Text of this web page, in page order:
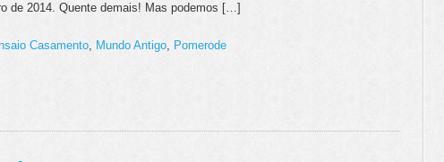
de 2014. Quente demais! Mas podemos […]
Casamento, Mundo Antigo, Pomerode